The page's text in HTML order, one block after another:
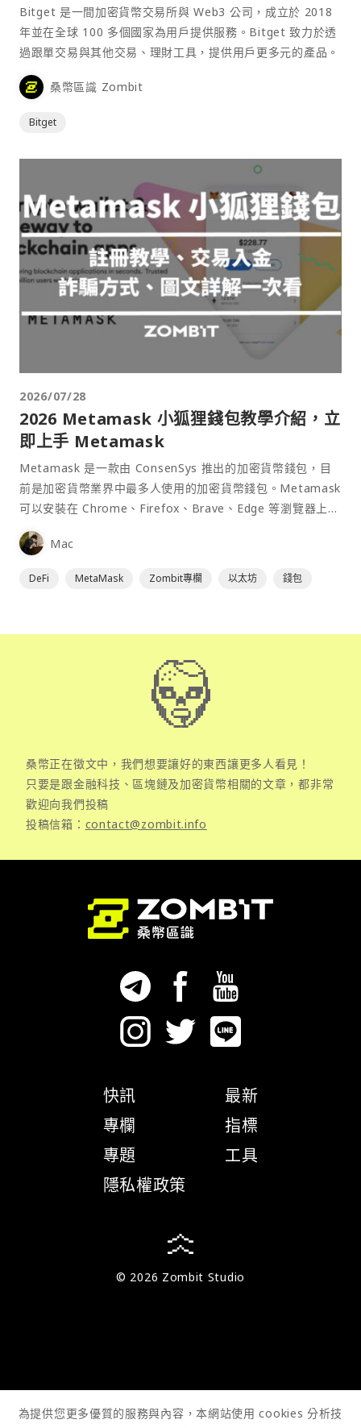
Bitget 是一間加密貨幣交易所與 Web3 公司，成立於 2018
年並在全球 100 多個國家為用戶提供服務。Bitget 致力於透
過跟單交易與其他交易、理財工具，提供用戶更多元的產品。
桑幣區識 Zombit
Bitget
2026/07/28
2026 Metamask 小狐狸錢包教學介紹，立
即上手 Metamask
Metamask 是一款由 ConsenSys 推出的加密貨幣錢包，目
前是加密貨幣業界中最多人使用的加密貨幣錢包。Metamask
可以安裝在 Chrome、Firefox、Brave、Edge 等瀏覽器上作
為插件使用，具備許多功能且使用上非常方便。
Mac
DeFi MetaMask Zombit專欄 以太坊 錢包
桑幣正在徵文中，我們想要讓好的東西讓更多人看見！
只要是跟金融科技、區塊鏈及加密貨幣相關的文章，都非常
歡迎向我們投稿
投稿信箱： contact@zombit.info
快訊
專欄
專題
隱私權政策
最新
指標
工具
© 2026 Zombit Studio
為提供您更多優質的服務與內容，本網站使用 cookies 分析技